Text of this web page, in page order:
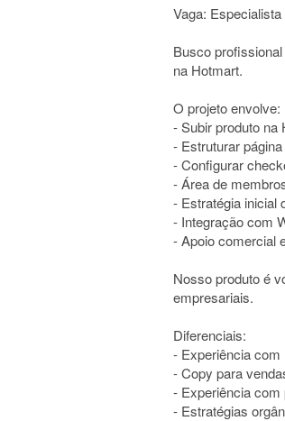
Vaga:
Busco
na Hotmart.
O projeto envolve:
- Subir produto na
- Estruturar
- Configurar
- Área de
- Estratégia inicial
- Integração com
- Apoio comercial
Nosso produto é
empresariais.
Diferenciais:
- Experiência com
- Copy para
- Experiência
- Estratégias